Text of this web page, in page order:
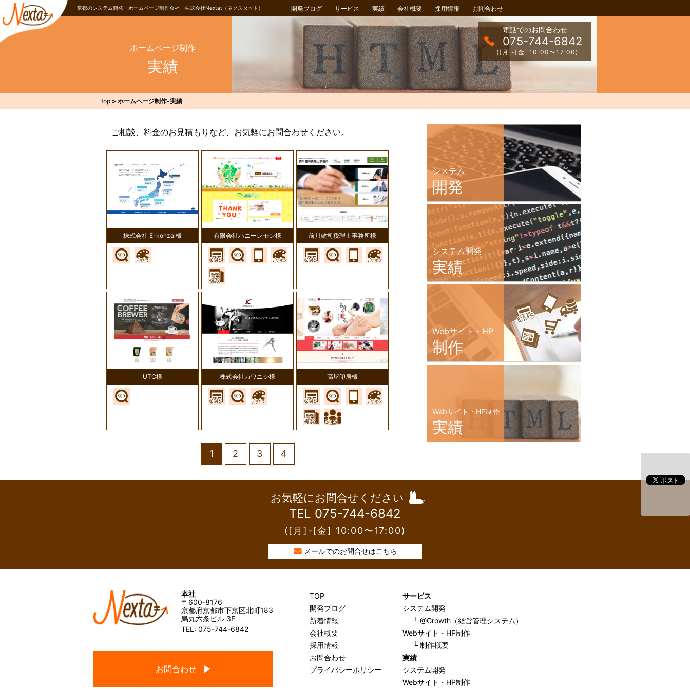
京都のシステム開発・ホームページ制作会社 株式会社Nextat（ネクスタット） 開発ブログ サービス 実績 会社概要 採用情報 お問合わせ
ホームページ制作
実績
電話でのお問合わせ
075-744-6842
([月]-[金] 10:00〜17:00)
top > ホームページ制作-実績
ご相談、料金のお見積もりなど、 お気軽にお問合わせ ください。
株式会社 E-konzal様 有限会社ハニーレモン様 前川健司税理士事務所様
UTC様 株式会社カワニシ様 高屋印房様
1 2 3 4
システム
開発
システム開発
実績
Webサイト・HP
制作
Webサイト・HP制作
実績
お気軽にお問合せください
TEL 075-744-6842
([月]-[金] 10:00〜17:00)
メールでのお問合せはこちら
本社
〒600-8176
京都府京都市下京区北町183
烏丸六条ビル 3F
TEL: 075-744-6842
お問合わせ ▶
TOP
開発ブログ
新着情報
会社概要
採用情報
お問合わせ
プライバシーポリシー
サービス
システム開発
└ @Growth（経営管理システム）
Webサイト・HP制作
└ 制作概要
実績
システム開発
Webサイト・HP制作